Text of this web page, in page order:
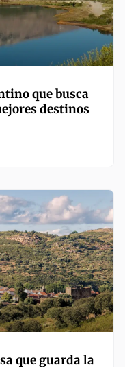
que busca
destinos
que guarda la